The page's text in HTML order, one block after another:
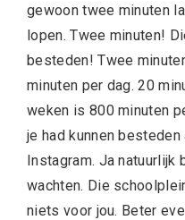
gewoon twee minuten
lopen. Twee minuten!
besteden! Twee
minuten per dag. 20
weken is 800 minuten
je had kunnen
Instagram. Ja natuurlijk
wachten. Die
niets voor jou. Beter